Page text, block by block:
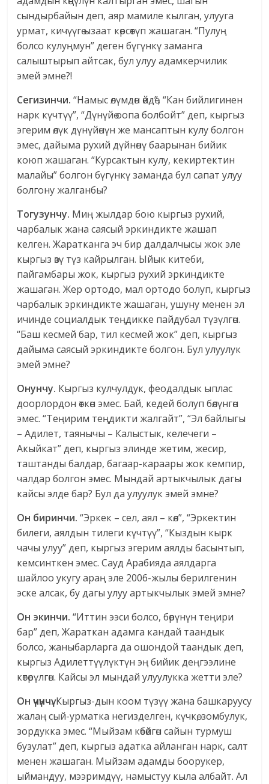
сындырбайын деп, аяр мамиле кылган, улууга
урмат, кичүүгө ызаат көрсөтүп жашаган. “Пулуң
болсо кулуңмун” деген бүгүнкү заманга
салыштырып айтсак, бул улуу адамкерчилик
эмей эмне?!
Сегизинчи.“Намыс өлүмдөн өйдө”, “Кан бийлигинен
нарк күчтүү”, “Дүнүйө оопа болбойт” деп, кыргыз
эгерим өлүк дүнүйөнүн же мансаптын кулу болгон
эмес, дайыма рухий дүйнөнү баарынан бийик
коюп жашаган. “Курсактын кулу, кекиртектин
малайы” болгон бүгүнкү заманда бул сапат улуу
болгону жалганбы?
Тогузунчу. Миң жылдар бою кыргыз рухий,
чарбалык жана саясый эркиндикте жашап
келген. Жаратканга эч бир далдалчысы жок эле
кыргыз өзү түз кайрылган. Ыйык китеби,
пайгамбары жок, кыргыз рухий эркиндикте
жашаган. Жер ортодо, мал ортодо болуп, кыргыз
чарбалык эркиндикте жашаган, ушуну менен эл
ичинде социалдык теңдикке пайдубал түзүлгөн.
“Баш кесмей бар, тил кесмей жок” деп, кыргыз
дайыма саясый эркиндикте болгон. Бул улуулук
эмей эмне?
Онунчу. Кыргыз кулчулдук, феодалдык ыплас
доорлордон өткөн эмес. Бай, кедей болуп бөлүнгөн
эмес. “Теңирим теңдикти жалгайт”, “Эл байлыгы
– Адилет, таянычы – Калыстык, келечеги –
Акыйкат” деп, кыргыз элинде жетим, жесир,
таштанды балдар, багаар-караары жок кемпир,
чалдар болгон эмес. Мындай артыкчылык дагы
кайсы элде бар? Бул да улуулук эмей эмне?
Он биринчи.“Эркек – сел, аял – көл”, “Эркектин
билеги, аялдын тилеги күчтүү”, “Кыздын кырк
чачы улуу” деп, кыргыз эгерим аялды басынтып,
кемсинткен эмес. Сауд Арабияда аялдарга
шайлоо укугу араң эле 2006-жылы берилгенин
эске алсак, бу дагы улуу артыкчылык эмей эмне?
Он экинчи.“Иттин ээси болсо, бөрүнүн теңири
бар” деп, Жараткан адамга кандай таандык
болсо, жаныбарларга да ошондой таандык деп,
кыргыз Адилеттүүлүктүн эң бийик деңгээлине
көтөрүлгөн. Кайсы эл мындай улуулукка жетти эле?
Он үчүнчү.Кыргыз-дын коом түзүү жана башкаруусу
жалаң сый-урматка негизделген, күчкө, зомбулук,
зордукка эмес. “Мыйзам көбөйгөн сайын турмуш
бузулат” деп, кыргыз адатка айланган нарк, салт
менен жашаган. Мыйзам адамды боорукер,
ыймандуу, мээримдүү, намыстуу кыла албайт. Ал